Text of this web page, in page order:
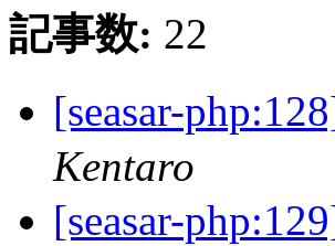
記事数: 22
[seasar-
Kentaro
[seasar-